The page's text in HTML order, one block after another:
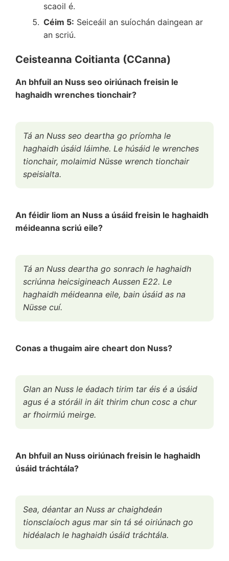
scaoil é.
Céim 5: Seiceáil an suíochán daingean ar
an scriú.
Ceisteanna Coitianta (CCanna)
An bhfuil an Nuss seo oiriúnach freisin le
haghaidh wrenches tionchair?
Tá an Nuss seo deartha go príomha le
haghaidh úsáid láimhe. Le húsáid le wrenches
tionchair, molaimid Nüsse wrench tionchair
speisialta.
An féidir liom an Nuss a úsáid freisin le haghaidh
méideanna scriú eile?
Tá an Nuss deartha go sonrach le haghaidh
scriúnna heicsigineach Aussen E22. Le
haghaidh méideanna eile, bain úsáid as na
Nüsse cuí.
Conas a thugaim aire cheart don Nuss?
Glan an Nuss le éadach tirim tar éis é a úsáid
agus é a stóráil in áit thirim chun cosc a chur
ar fhoirmiú meirge.
An bhfuil an Nuss oiriúnach freisin le haghaidh
úsáid tráchtála?
Sea, déantar an Nuss ar chaighdeán
tionsclaíoch agus mar sin tá sé oiriúnach go
hidéalach le haghaidh úsáid tráchtála.